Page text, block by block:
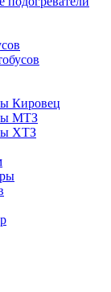
Кировец
МТЗ
ХТЗ